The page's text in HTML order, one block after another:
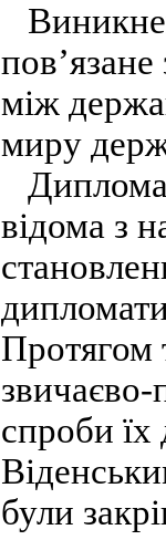
між
миру
відома з
Протягом
спроби їх
були